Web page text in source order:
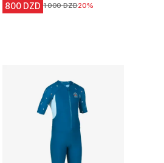
800 DZD Prix avant la réduction
1 000 DZD20%